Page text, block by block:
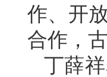
作、开
合作，
丁薛